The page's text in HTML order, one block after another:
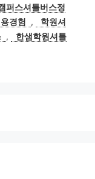
퍼스셔틀버스정
경험 ,
학원셔
,
한샘학원셔틀